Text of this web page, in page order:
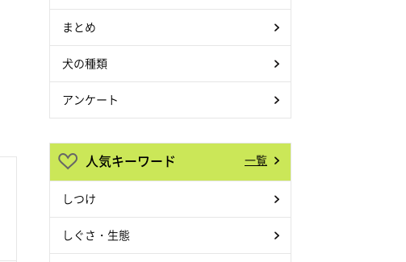
まとめ
犬の種類
アンケート
人気キーワード 一覧
しつけ
しぐさ・生態